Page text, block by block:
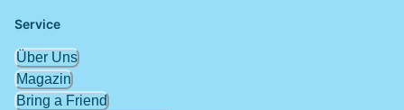
Service
Über Uns
Magazin
Bring a Friend